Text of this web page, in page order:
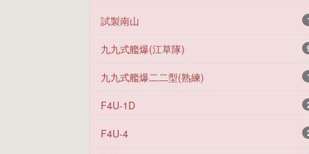
試製南山
九九式艦爆(江草隊)
九九式艦爆二二型(熟練)
F4U-1D
F4U-4